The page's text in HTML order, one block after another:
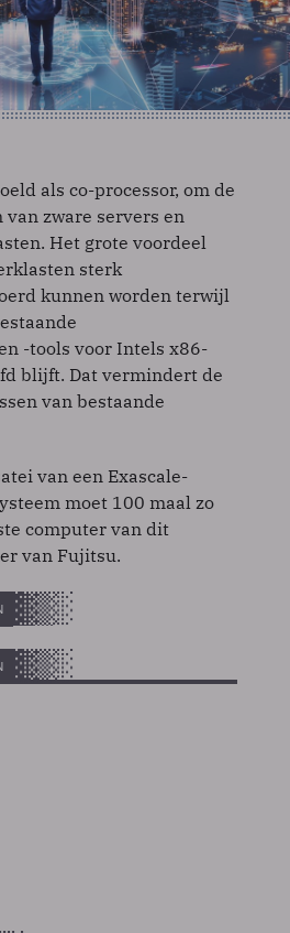
als co-processor, om de
zware servers en
Het grote voordeel
sterk
kunnen worden terwijl
-tools voor Intels x86-
blijft. Dat vermindert de
van bestaande
van een Exascale-
moet 100 maal zo
computer van dit
van Fujitsu.